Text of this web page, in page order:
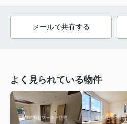
メールで共有する
よく見られている物件